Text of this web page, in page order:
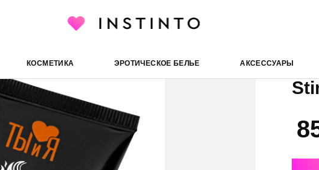
КОСМЕТИКА ЭРОТИЧЕСКОЕ БЕЛЬЕ АКСЕССУАРЫ
Возбуждающие и разогревающие Bioritm Ты и Я